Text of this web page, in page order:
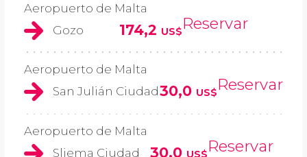
Aeropuerto de Malta
Gozo
174,2 US$Reservar
Aeropuerto de Malta
San Julián Ciudad30,0 US$Reservar
Aeropuerto de Malta
Sliema Ciudad
30,0 US$Reservar